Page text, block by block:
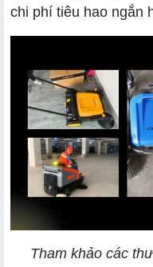
chi phí tiêu hao ngắn
Tham khảo các